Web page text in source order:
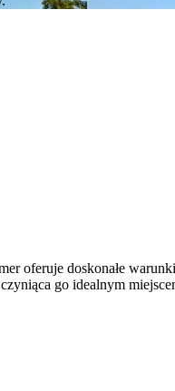
oferuje doskonałe
go idealnym